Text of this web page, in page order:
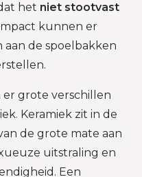
het niet stootvast
kunnen er
aan de spoelbakken
er grote verschillen
Keramiek zit in de
de grote mate aan
uitstraling en
Een